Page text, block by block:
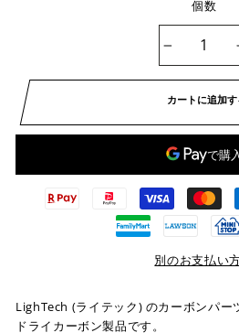
個数
カートに追加す
別のお支払い
LighTech (ライテック) のカーボンパー
ドライカーボン製品です。